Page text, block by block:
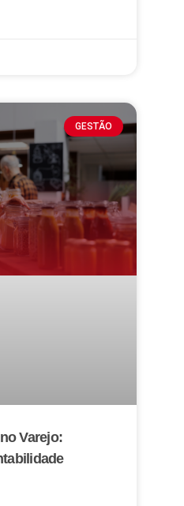
GESTÃO
Varejo: